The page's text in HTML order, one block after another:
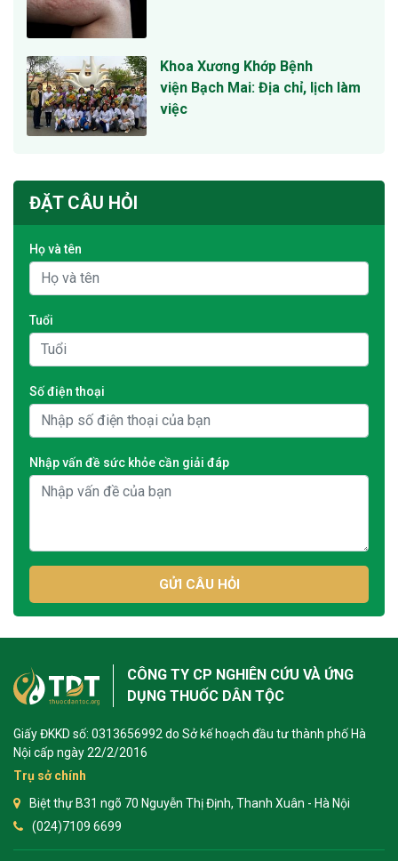
Khoa Xương Khớp Bệnh
viện Bạch Mai: Địa chỉ, lịch làm
việc
ĐẶT CÂU HỎI
Họ và tên
Tuổi
Số điện thoại
Nhập vấn đề sức khỏe cần giải đáp
GỬI CÂU HỎI
CÔNG TY CP NGHIÊN CỨU VÀ ỨNG
DỤNG THUỐC DÂN TỘC
Giấy ĐKKD số: 0313656992 do Sở kế hoạch đầu tư thành phố Hà
Nội cấp ngày 22/2/2016
Trụ sở chính
Biệt thự B31 ngõ 70 Nguyễn Thị Định, Thanh Xuân - Hà Nội
(024)7109 6699